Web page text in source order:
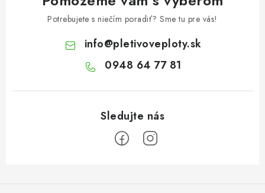
Potrebujete s niečím poradiť? Sme tu pre vás!
info@pletivoveploty.sk
0948 64 77 81